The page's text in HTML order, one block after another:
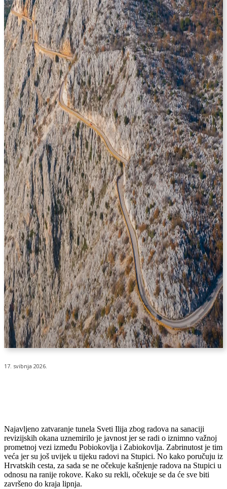
17. svibnja 2026.
Najavljeno zatvaranje tunela Sveti Ilija zbog radova na sanaciji
revizijskih okana uznemirilo je javnost jer se radi o iznimno važnoj
prometnoj vezi između Pobiokovlja i Zabiokovlja. Zabrinutost je tim
veća jer su još uvijek u tijeku radovi na Stupici. No kako poručuju iz
Hrvatskih cesta, za sada se ne očekuje kašnjenje radova na Stupici u
odnosu na ranije rokove. Kako su rekli, očekuje se da će sve biti
završeno do kraja lipnja.